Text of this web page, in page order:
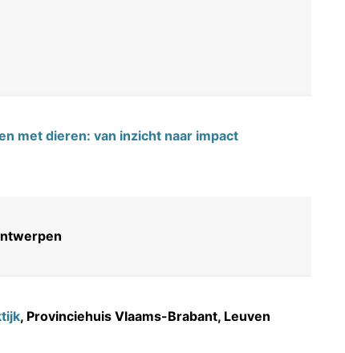
met dieren: van inzicht naar impact
, Provinciehuis Vlaams-Brabant, Leuven